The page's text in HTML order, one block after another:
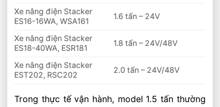
Xe nâng điện Stacker
ES16-16WA, WSA161
1.6 tấn – 24V
Xe nâng điện Stacker
ES18-40WA, ESR181
1.8 tấn – 24V/48V
Xe nâng điện Stacker
EST202, RSC202
2.0 tấn – 24V/48V
Trong thực tế vận hành, model 1.5 tấn thường